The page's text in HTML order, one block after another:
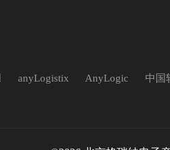
anyLogistix AnyLogic 中国